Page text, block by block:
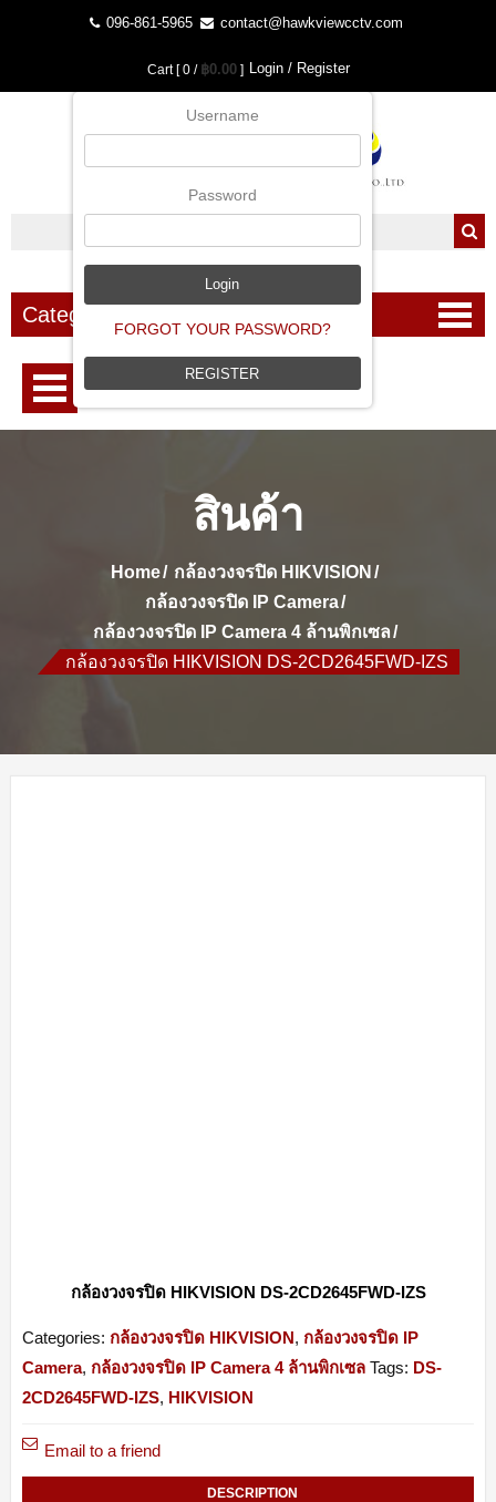
096-861-5965 contact@hawkviewcctv.com
Cart [ 0 / ฿0.00] Login / Register
Username
Password
FORGOT YOUR PASSWORD?
REGISTER
Categories
สินค้า
Home
กล้องวงจรปิด HIKVISION
กล้องวงจรปิด IP Camera
กล้องวงจรปิด IP Camera 4 ล้านพิกเซล
กล้องวงจรปิด HIKVISION DS-2CD2645FWD-IZS
กล้องวงจรปิด HIKVISION DS-2CD2645FWD-IZS
Categories: กล้องวงจรปิด HIKVISION, กล้องวงจรปิด IP
Camera, กล้องวงจรปิด IP Camera 4 ล้านพิกเซล Tags: DS-
2CD2645FWD-IZS, HIKVISION
Email to a friend
DESCRIPTION